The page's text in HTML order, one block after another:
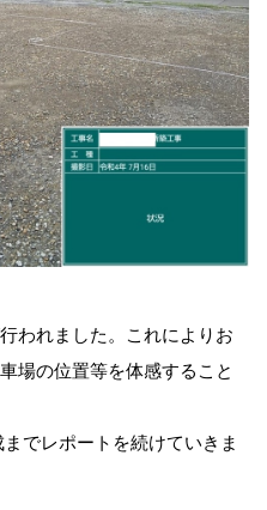
われました。これによりお
場の位置等を体感すること
でレポートを続けていきま